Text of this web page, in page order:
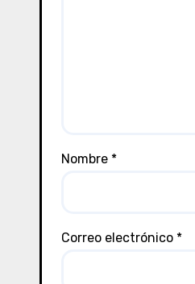
Nombre *
Correo electrónico *